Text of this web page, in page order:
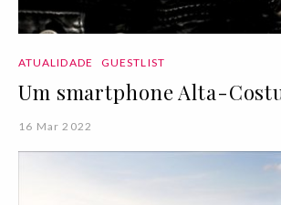
ATUALIDADE GUESTLIST
Um smartphone Alta-
16 Mar 2022